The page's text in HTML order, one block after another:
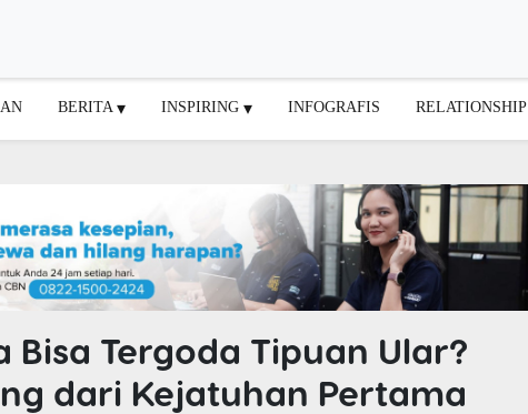
BERITA INSPIRING INFOGRAFIS RELATIONSHIP
Bisa Tergoda Tipuan Ular?
dari Kejatuhan Pertama